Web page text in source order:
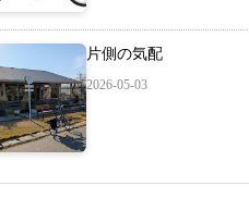
片側の気配
2026-05-03